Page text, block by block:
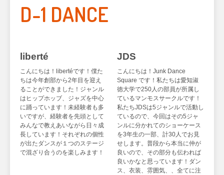
D-1 DANCE
liberté
こんにちは！libertéです！僕た
ちは今年創部から2年目を迎え
ることができました！ジャンル
はヒップホッブ、ジャズを中心
に踊っています！未経験者も多
いですが、経験者を先頭として
みんなで教えあいながら日々成
長しています！それぞれの個性
が出たダンスが１つのステージ
で混ざり合うのを楽しみます！
JDS
こんにちは！Junk Dance
Square です！私たちは愛知淑
徳大学で250人の部員が所属し
ているマンモスサークルです！
私たちJDSは5ジャンルで活動し
ているので、今回はその5ジャ
ンルに分かれてのショーケース
を3年生の一部、計30人でお見
せします。普段から本当に仲が
良いので、その部分も伝われば
良いかなと思っています！ダン
ス、衣装、雰囲気、、全てに注